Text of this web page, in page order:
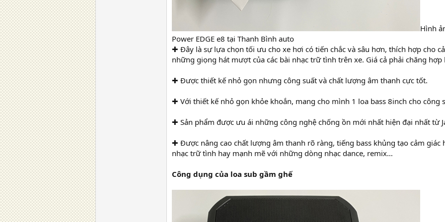
Hình
Power EDGE e8 tại Thanh Bình auto
✚ Đây là sự lựa chọn tối ưu cho xe hơi có tiến chắc và sâu hơn, thích hợp cho
những giọng hát mượt của các bài nhạc trữ tình trên xe. Giá cả phải chăng
✚ Được thiết kế nhỏ gọn nhưng công suất và chất lượng âm thanh cực tốt.
✚ Với thiết kế nhỏ gọn khỏe khoắn, mang cho mình 1 loa bass 8inch cho công
✚ Sản phẩm được ưu ái những công nghệ chống ồn mới nhất hiện đại nhất từ
✚ Được nâng cao chất lượng âm thanh rõ ràng, tiếng bass khủng tạo cảm
nhạc trữ tình hay mạnh mẽ với những dòng nhạc dance, remix…
Công dụng của loa sub gầm ghế